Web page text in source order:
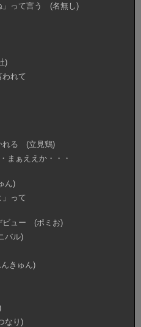
」って言う (名無し)
)
われて
れる (立見鶏)
ぁええか・・・
ん)
」って
ビュー (ポミお)
バル)
きゅん)
なり)